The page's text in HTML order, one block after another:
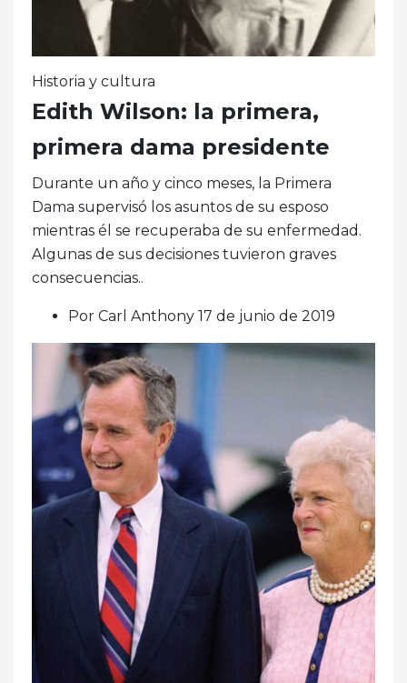
Historia y cultura
Edith Wilson: la primera,
primera dama presidente
Durante un año y cinco meses, la Primera
Dama supervisó los asuntos de su esposo
mientras él se recuperaba de su enfermedad.
Algunas de sus decisiones tuvieron graves
consecuencias..
Por Carl Anthony 17 de junio de 2019